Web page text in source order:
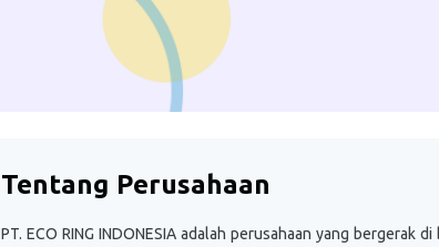
Tentang Perusahaan
PT. ECO RING INDONESIA adalah perusahaan yang bergerak